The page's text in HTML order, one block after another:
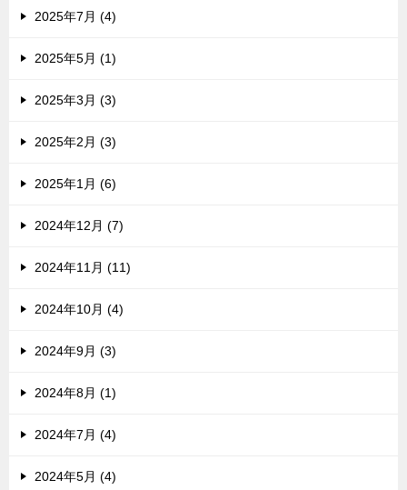
2025年7月 (4)
2025年5月 (1)
2025年3月 (3)
2025年2月 (3)
2025年1月 (6)
2024年12月 (7)
2024年11月 (11)
2024年10月 (4)
2024年9月 (3)
2024年8月 (1)
2024年7月 (4)
2024年5月 (4)